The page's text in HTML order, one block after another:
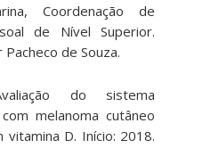
Coordenação de
de Nível Superior.
de Souza.
do sistema
melanoma cutâneo
D. Início: 2018.